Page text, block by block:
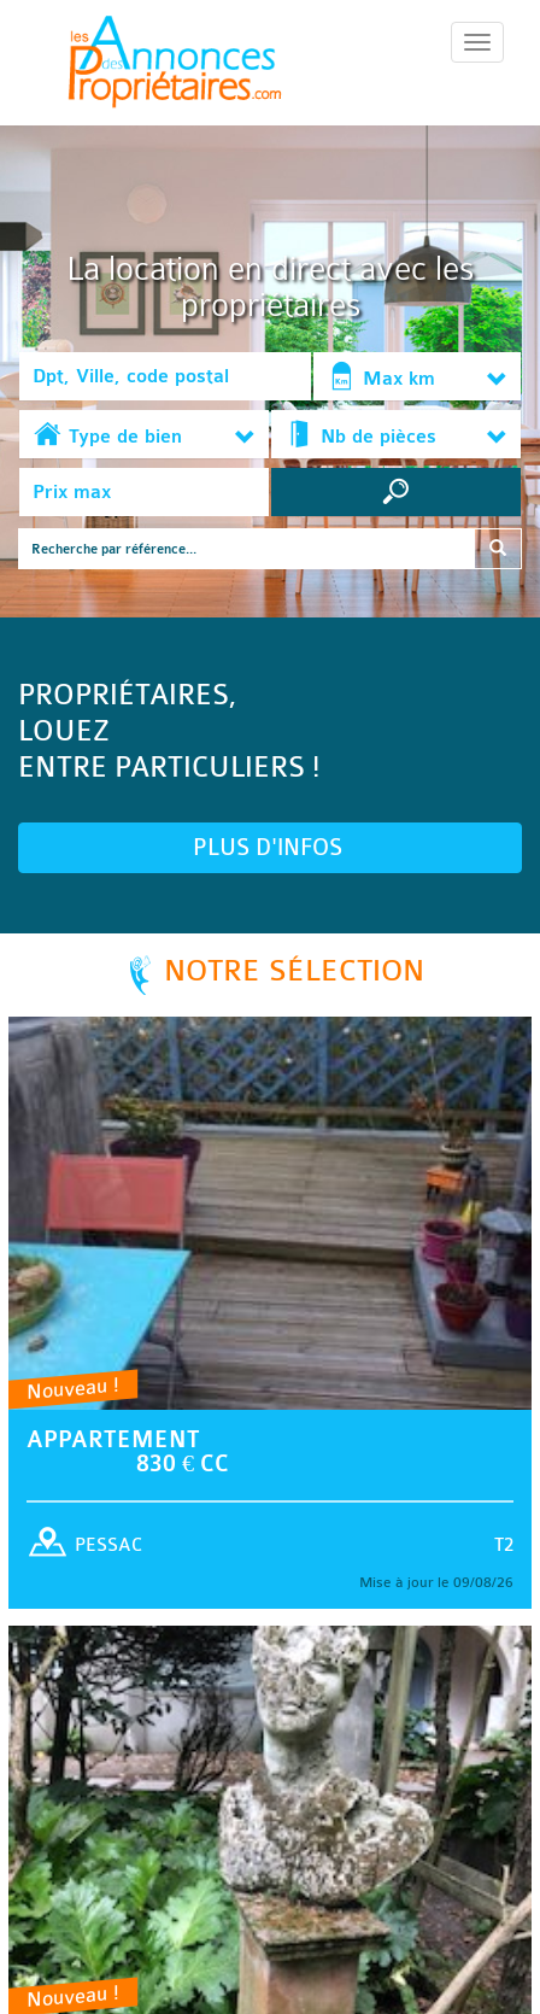
::Menu::
La location en direct avec les
propriétaires
Max km
Type de bien Nb de pièces
PROPRIÉTAIRES,
LOUEZ
ENTRE PARTICULIERS !
PLUS D'INFOS
NOTRE SÉLECTION
Nouveau !
APPARTEMENT
830 € CC
T2
PESSAC
Mise à jour le 09/08/26
Nouveau !